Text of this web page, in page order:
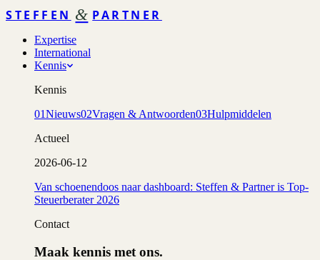
STEFFEN & PARTNER
Expertise
International
Kennis
Kennis
01Nieuws02Vragen & Antwoorden03Hulpmiddelen
Actueel
2026-06-12
Van schoenendoos naar dashboard: Steffen & Partner is Top-
Steuerberater 2026
Contact
Maak kennis met ons.